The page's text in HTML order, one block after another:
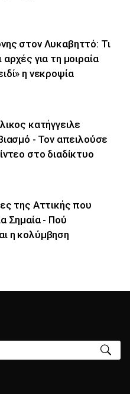
στον Λυκαβηττό: Τι
για τη μοιραία
η νεκροψία
κατήγγειλε
- Τον απειλούσε
στο διαδίκτυο
της Αττικής που
Σημαία - Πού
η κολύμβηση